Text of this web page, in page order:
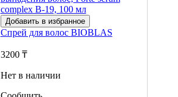
Добавить в избранное
Спрей для волос BIOBLAS
3200 ₸
Нет в наличии